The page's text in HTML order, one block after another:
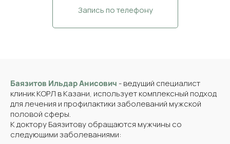
Запись по телефону
Баязитов Ильдар Анисович - ведущий специалист
клиник КОРЛ в Казани, использует комплексный подход
для лечения и профилактики заболеваний мужской
половой сферы.
К доктору Баязитову обращаются мужчины со
следующими заболеваниями: